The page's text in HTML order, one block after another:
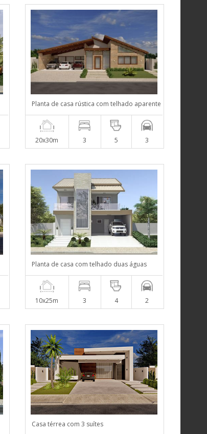
Planta de casa rústica com telhado aparente
20x30m 3 5 3
Planta de casa com telhado duas águas
10x25m 3 4 2
Casa térrea com 3 suítes